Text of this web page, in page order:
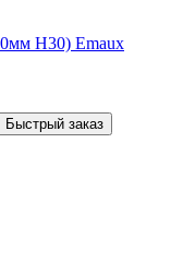
Н30) Emaux
Быстрый заказ